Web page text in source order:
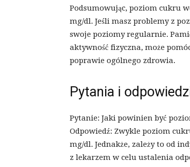
Podsumowując, poziom cukru
mg/dl. Jeśli masz problemy z
swoje poziomy regularnie.
aktywność fizyczna, może
poprawie ogólnego zdrowia.
Pytania i
Pytanie: Jaki powinien być
Odpowiedź: Zwykle poziom
mg/dl. Jednakże, zależy to od
z lekarzem w celu ustalenia